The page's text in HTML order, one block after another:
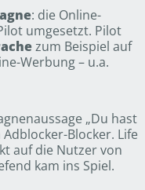
: die Online-
umgesetzt. Pilot
zum Beispiel auf
Werbung – u.a.
„Du hast
Blocker. Life
auf die Nutzer von
kam ins Spiel.